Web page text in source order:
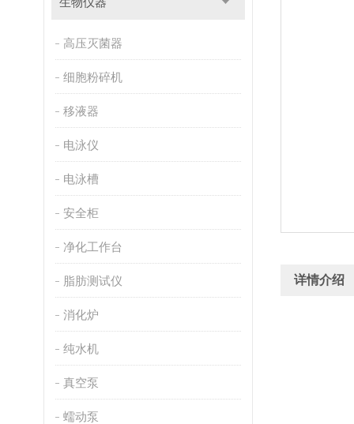
高压灭菌器
细胞粉碎机
移液器
电泳仪
电泳槽
安全柜
净化工作台
脂肪测试仪
消化炉
纯水机
真空泵
蠕动泵
详情介绍